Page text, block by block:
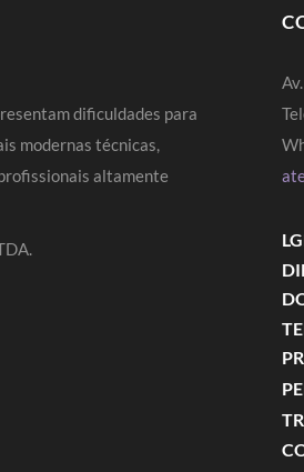
dificuldades para
modernas técnicas,
altamente